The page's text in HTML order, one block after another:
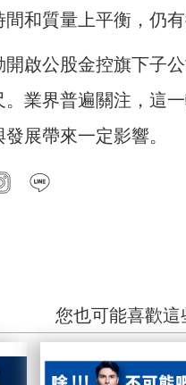
和質量上平衡，仍有
啟公股金控旗下子
業界普遍關注，這
展帶來一定影響。
instagram
您也可能喜歡這